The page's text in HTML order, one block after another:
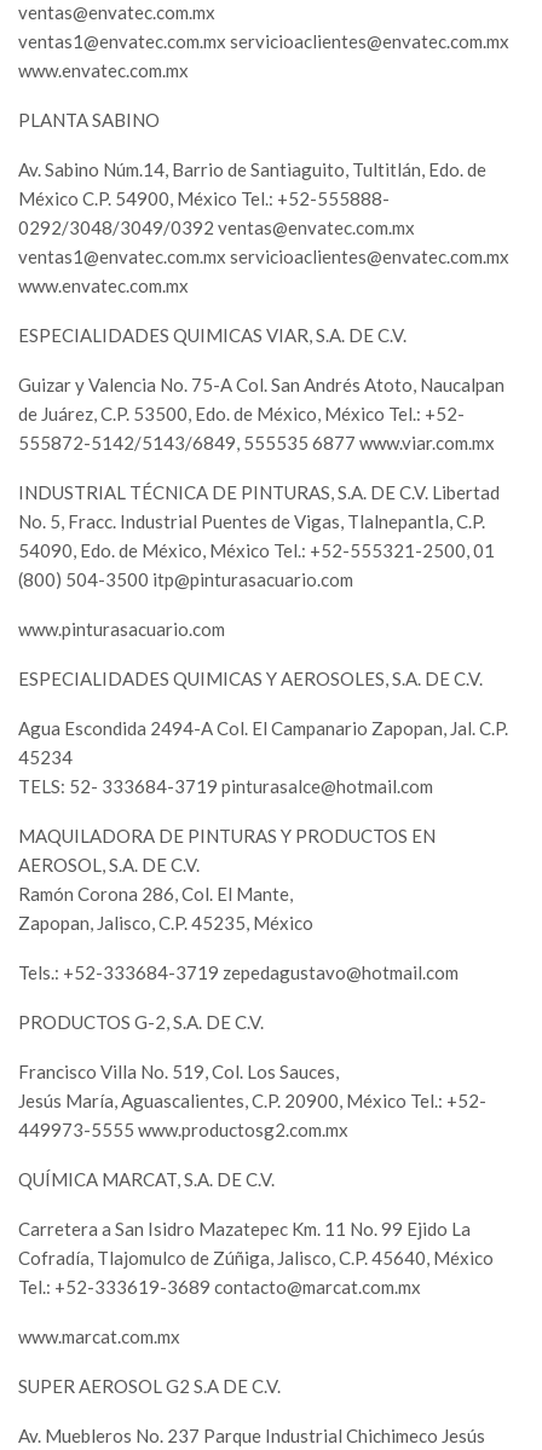
ventas@envatec.com.mx
ventas1@envatec.com.mx servicioaclientes@envatec.com.mx
www.envatec.com.mx
PLANTA SABINO
Av. Sabino Núm.14, Barrio de Santiaguito, Tultitlán, Edo. de
México C.P. 54900, México Tel.: +52-555888-
0292/3048/3049/0392 ventas@envatec.com.mx
ventas1@envatec.com.mx servicioaclientes@envatec.com.mx
www.envatec.com.mx
ESPECIALIDADES QUIMICAS VIAR, S.A. DE C.V.
Guizar y Valencia No. 75-A Col. San Andrés Atoto, Naucalpan
de Juárez, C.P. 53500, Edo. de México, México Tel.: +52-
555872-5142/5143/6849, 555535 6877 www.viar.com.mx
INDUSTRIAL TÉCNICA DE PINTURAS, S.A. DE C.V. Libertad
No. 5, Fracc. Industrial Puentes de Vigas, Tlalnepantla, C.P.
54090, Edo. de México, México Tel.: +52-555321-2500, 01
(800) 504-3500 itp@pinturasacuario.com
www.pinturasacuario.com
ESPECIALIDADES QUIMICAS Y AEROSOLES, S.A. DE C.V.
Agua Escondida 2494-A Col. El Campanario Zapopan, Jal. C.P.
45234
TELS: 52- 333684-3719 pinturasalce@hotmail.com
MAQUILADORA DE PINTURAS Y PRODUCTOS EN
AEROSOL, S.A. DE C.V.
Ramón Corona 286, Col. El Mante,
Zapopan, Jalisco, C.P. 45235, México
Tels.: +52-333684-3719 zepedagustavo@hotmail.com
PRODUCTOS G-2, S.A. DE C.V.
Francisco Villa No. 519, Col. Los Sauces,
Jesús María, Aguascalientes, C.P. 20900, México Tel.: +52-
449973-5555 www.productosg2.com.mx
QUÍMICA MARCAT, S.A. DE C.V.
Carretera a San Isidro Mazatepec Km. 11 No. 99 Ejido La
Cofradía, Tlajomulco de Zúñiga, Jalisco, C.P. 45640, México
Tel.: +52-333619-3689 contacto@marcat.com.mx
www.marcat.com.mx
SUPER AEROSOL G2 S.A DE C.V.
Av. Muebleros No. 237 Parque Industrial Chichimeco Jesús